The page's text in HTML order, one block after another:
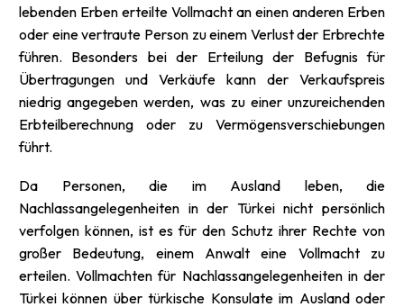
lebenden Erben erteilte Vollmacht an einen anderen Erben
oder eine vertraute Person zu einem Verlust der Erbrechte
führen. Besonders bei der Erteilung der Befugnis für
Übertragungen und Verkäufe kann der Verkaufspreis
niedrig angegeben werden, was zu einer unzureichenden
Erbteilberechnung oder zu Vermögensverschiebungen
führt.
Da Personen, die im Ausland leben, die
Nachlassangelegenheiten in der Türkei nicht persönlich
verfolgen können, ist es für den Schutz ihrer Rechte von
großer Bedeutung, einem Anwalt eine Vollmacht zu
erteilen. Vollmachten für Nachlassangelegenheiten in der
Türkei können über türkische Konsulate im Ausland oder